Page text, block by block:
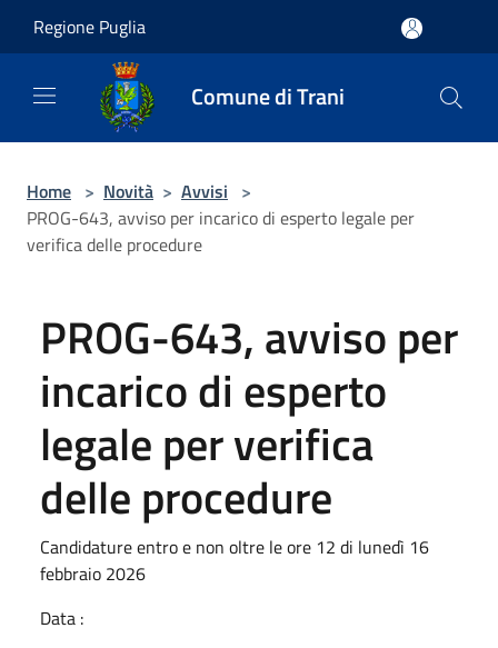
Regione Puglia
Comune di Trani
Home > Novità > Avvisi >
PROG-643, avviso per incarico di esperto legale per
verifica delle procedure
PROG-643, avviso per
incarico di esperto
legale per verifica
delle procedure
Candidature entro e non oltre le ore 12 di lunedì 16
febbraio 2026
Data :